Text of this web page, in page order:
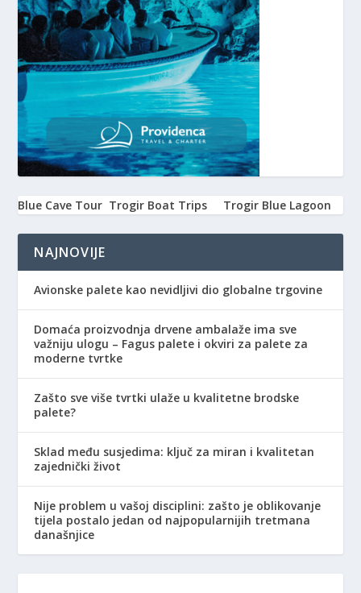
Blue Cave Tour Trogir Boat Trips Trogir Blue Lagoon
NAJNOVIJE
Avionske palete kao nevidljivi dio globalne trgovine
Domaća proizvodnja drvene ambalaže ima sve
važniju ulogu – Fagus palete i okviri za palete za
moderne tvrtke
Zašto sve više tvrtki ulaže u kvalitetne brodske
palete?
Sklad među susjedima: ključ za miran i kvalitetan
zajednički život
Nije problem u vašoj disciplini: zašto je oblikovanje
tijela postalo jedan od najpopularnijih tretmana
današnjice